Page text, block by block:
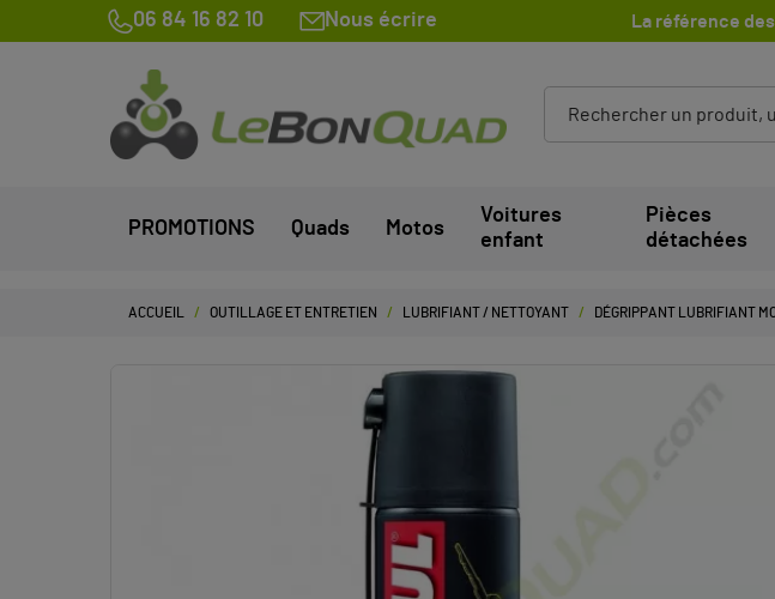
06 84 16 82 10 Nous écrire La référence
PROMOTIONS Quads Motos
Voitures
enfant
Pièces
détachées
ACCUEIL OUTILLAGE ET ENTRETIEN LUBRIFIANT / NETTOYANT DÉGRIPPANT LUBRIFIANT